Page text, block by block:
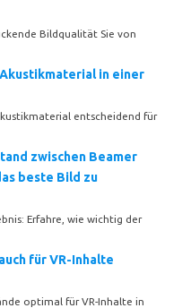
Bildqualität Sie von
in einer
entscheidend für
zwischen Beamer
beste Bild zu
Erfahre, wie wichtig der
für VR-Inhalte
optimal für VR-Inhalte in